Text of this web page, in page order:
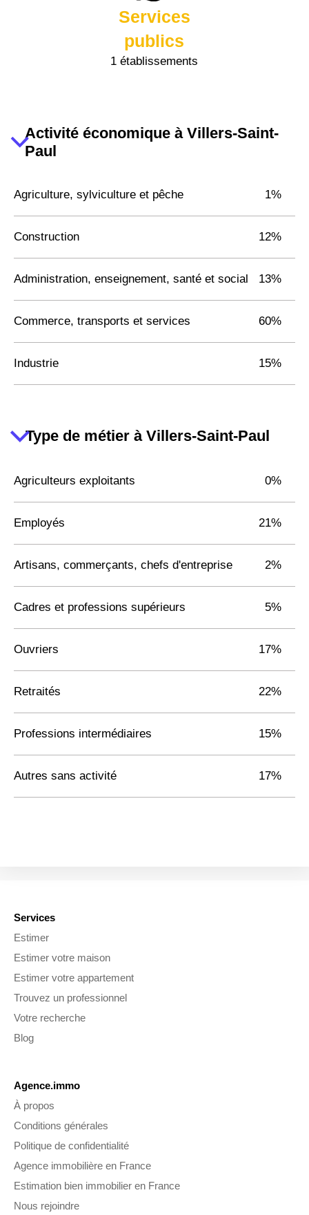
Services
publics
1 établissements
Activité économique à Villers-Saint-
Paul
Agriculture, sylviculture et pêche 1%
Construction 12%
Administration, enseignement, santé et social 13%
Commerce, transports et services 60%
Industrie 15%
Type de métier à Villers-Saint-Paul
Agriculteurs exploitants 0%
Employés 21%
Artisans, commerçants, chefs d'entreprise 2%
Cadres et professions supérieurs 5%
Ouvriers 17%
Retraités 22%
Professions intermédiaires 15%
Autres sans activité 17%
Services
Estimer
Estimer votre maison
Estimer votre appartement
Trouvez un professionnel
Votre recherche
Blog
Agence.immo
À propos
Conditions générales
Politique de confidentialité
Agence immobilière en France
Estimation bien immobilier en France
Nous rejoindre